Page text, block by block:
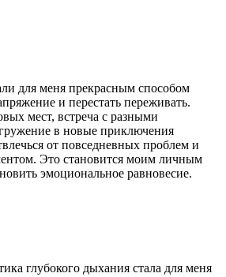
для меня прекрасным способом
и перестать переживать.
мест, встреча с разными
в новые приключения
от повседневных проблем и
Это становится моим личным
эмоциональное равновесие.
глубокого дыхания стала для меня